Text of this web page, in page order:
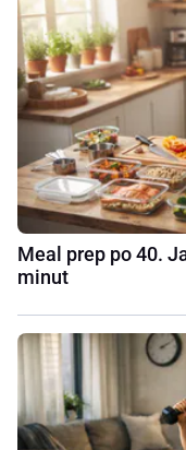
Meal prep po 40.
minut